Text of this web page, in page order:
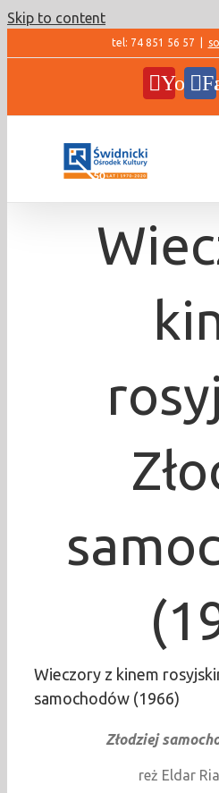
Skip to content
tel: 74 851 56 57
Wieczory z kinem
samochodów (1966)
Złodziej
reż Eldar